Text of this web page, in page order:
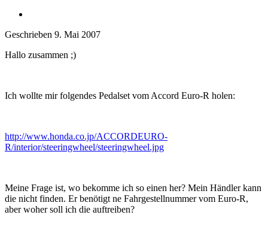
Geschrieben 9. Mai 2007
Hallo zusammen ;)
Ich wollte mir folgendes Pedalset vom Accord Euro-R holen:
http://www.honda.co.jp/ACCORDEURO-
R/interior/steeringwheel/steeringwheel.jpg
Meine Frage ist, wo bekomme ich so einen her? Mein Händler kann
die nicht finden. Er benötigt ne Fahrgestellnummer vom Euro-R,
aber woher soll ich die auftreiben?